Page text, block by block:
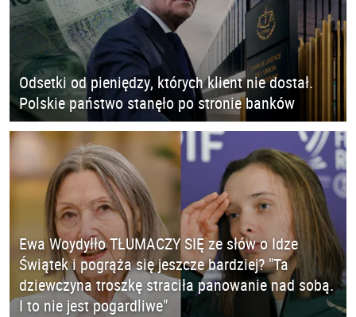
Odsetki od pieniędzy, których klient nie dostał.
Polskie państwo stanęło po stronie banków
Ewa Woydyłło TŁUMACZY SIĘ ze słów o Idze
Świątek i pogrąża się jeszcze bardziej? "Ta
dziewczyna troszkę straciła panowanie nad sobą.
I to nie jest pogardliwe"